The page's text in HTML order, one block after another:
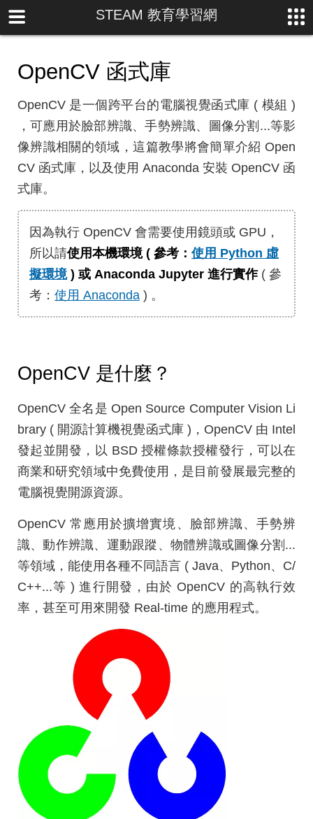
STEAM 教育學習網
OpenCV 函式庫
OpenCV 是一個跨平台的電腦視覺函式庫 ( 模組 )
，可應用於臉部辨識、手勢辨識、圖像分割...等影
像辨識相關的領域，這篇教學將會簡單介紹 Open
CV 函式庫，以及使用 Anaconda 安裝 OpenCV 函
式庫。
因為執行 OpenCV 會需要使用鏡頭或 GPU，
所以請使用本機環境 ( 參考： 使用 Python 虛
擬環境) 或 Anaconda Jupyter 進行實作( 參
考： 使用 Anaconda ) 。
OpenCV 是什麼？
OpenCV 全名是 Open Source Computer Vision Li
brary ( 開源計算機視覺函式庫 )，OpenCV 由 Intel
發起並開發，以 BSD 授權條款授權發行，可以在
商業和研究領域中免費使用，是目前發展最完整的
電腦視覺開源資源。
OpenCV 常應用於擴增實境、臉部辨識、手勢辨
識、動作辨識、運動跟蹤、物體辨識或圖像分割...
等領域，能使用各種不同語言 ( Java、Python、C/
C++...等 ) 進行開發，由於 OpenCV 的高執行效
率，甚至可用來開發 Real-time 的應用程式。